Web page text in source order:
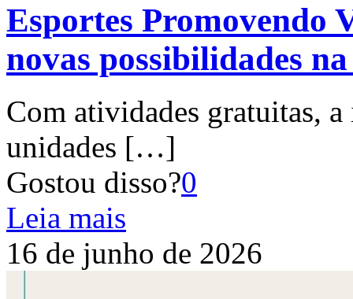
Esportes Promovendo
novas possibilidades
Com atividades gratuitas,
unidades […]
Gostou disso?0
Leia mais
16 de junho de 2026